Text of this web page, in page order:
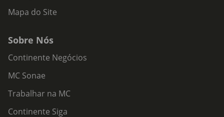
Mapa do Site
Sobre Nós
Continente Negócios
MC Sonae
Trabalhar na MC
Continente Siga